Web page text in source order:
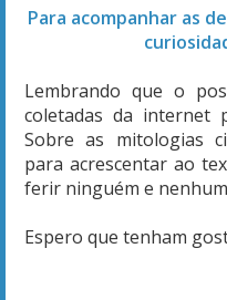
Para acompanhar as
Lembrando que o
coletadas da internet
Sobre as mitologias
para acrescentar ao
ferir ninguém e
Espero que tenham